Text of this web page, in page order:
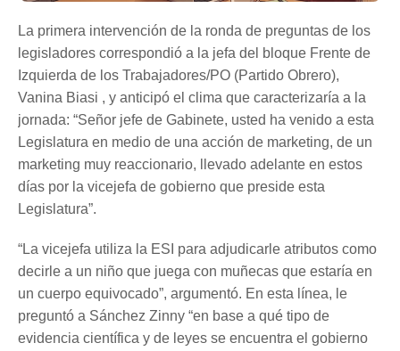
La primera intervención de la ronda de preguntas de los
legisladores correspondió a la jefa del bloque Frente de
Izquierda de los Trabajadores/PO (Partido Obrero),
Vanina Biasi , y anticipó el clima que caracterizaría a la
jornada: “Señor jefe de Gabinete, usted ha venido a esta
Legislatura en medio de una acción de marketing, de un
marketing muy reaccionario, llevado adelante en estos
días por la vicejefa de gobierno que preside esta
Legislatura”.
“La vicejefa utiliza la ESI para adjudicarle atributos como
decirle a un niño que juega con muñecas que estaría en
un cuerpo equivocado”, argumentó. En esta línea, le
preguntó a Sánchez Zinny “en base a qué tipo de
evidencia científica y de leyes se encuentra el gobierno